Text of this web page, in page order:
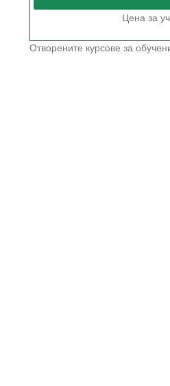
Цена за
Отворените курсове за